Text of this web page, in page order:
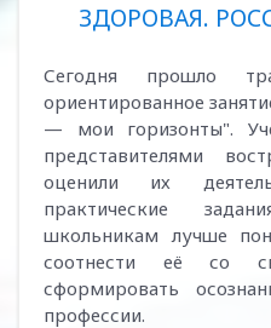
ЗДОРОВАЯ.
Сегодня прошло
ориентированное
— мои горизонты".
представителями
оценили их
практические
школьникам лучше
соотнести её со
сформировать
профессии.